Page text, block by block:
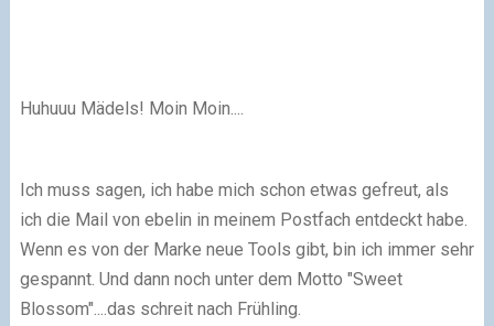
Huhuuu Mädels! Moin Moin....
Ich muss sagen, ich habe mich schon etwas gefreut, als
ich die Mail von ebelin in meinem Postfach entdeckt habe.
Wenn es von der Marke neue Tools gibt, bin ich immer sehr
gespannt. Und dann noch unter dem Motto "Sweet
Blossom"....das schreit nach Frühling.